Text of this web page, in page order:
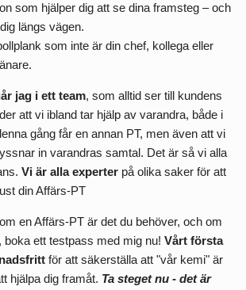
som hjälper dig att se dina framsteg – och
längs vägen.
som inte är din chef, kollega eller
jag i ett team, som alltid ser till kundens
att vi ibland tar hjälp av varandra, både i
gång får en annan PT, men även att vi
in varandras samtal. Det är så vi alla
Vi är alla experter på olika saker för att
din Affärs-PT
en Affärs-PT är det du behöver, och om
, boka ett testpass med mig nu!Vårt första
för att säkerställa att "vår kemi" är
hjälpa dig framåt. Ta steget nu - det är